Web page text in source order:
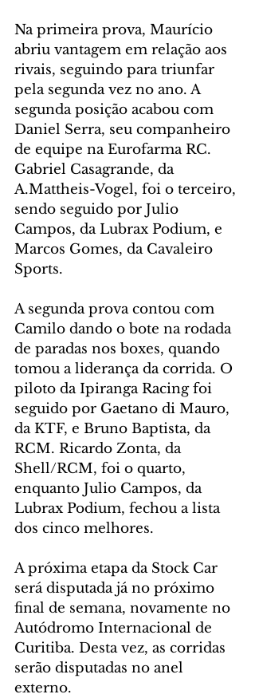
Na primeira prova, Maurício
abriu vantagem em relação aos
rivais, seguindo para triunfar
pela segunda vez no ano. A
segunda posição acabou com
Daniel Serra, seu companheiro
de equipe na Eurofarma RC.
Gabriel Casagrande, da
A.Mattheis-Vogel, foi o terceiro,
sendo seguido por Julio
Campos, da Lubrax Podium, e
Marcos Gomes, da Cavaleiro
Sports.
A segunda prova contou com
Camilo dando o bote na rodada
de paradas nos boxes, quando
tomou a liderança da corrida. O
piloto da Ipiranga Racing foi
seguido por Gaetano di Mauro,
da KTF, e Bruno Baptista, da
RCM. Ricardo Zonta, da
Shell/RCM, foi o quarto,
enquanto Julio Campos, da
Lubrax Podium, fechou a lista
dos cinco melhores.
A próxima etapa da Stock Car
será disputada já no próximo
final de semana, novamente no
Autódromo Internacional de
Curitiba. Desta vez, as corridas
serão disputadas no anel
externo.